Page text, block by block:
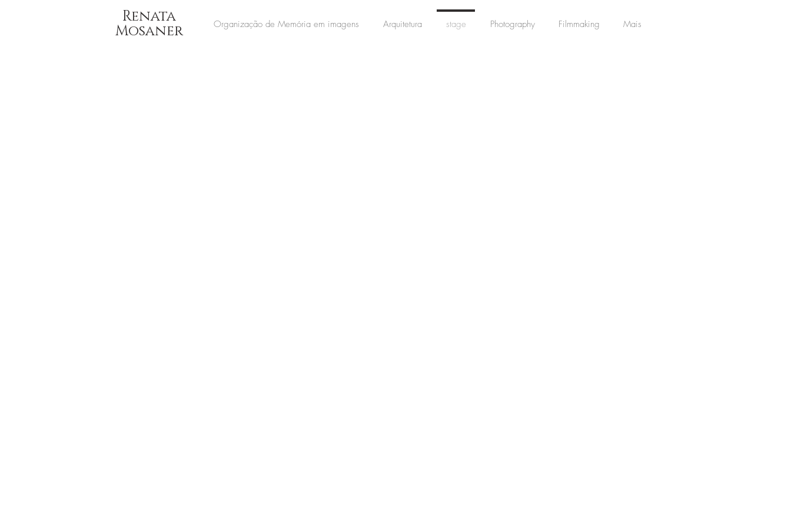
Organização de Memória em imagens Arquitetura stage Photography Filmmaking Mais
Renata
Mosaner